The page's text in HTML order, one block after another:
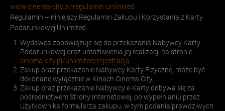
www.cinema-city.pl/regulamin-unlimited
Regulamin – niniejszy Regulamin Zakupu i Korzystania z Karty
Podarunkowej Unlimited
Wydawca zobowiązuje się do przekazania Nabywcy Karty
Podarunkowej oraz umożliwienia jej realizacji na stronie
cinema-city.pl/unlimited/rejestracja
Zakup oraz przekazanie Nabywcy Karty Fizycznej może być
dokonane wyłącznie w Kinach Cinema City.
Zakup oraz przekazanie Nabywcy e-Karty odbywa się za
pośrednictwem Strony Internetowej, po wypełnianiu przez
Użytkownika formularza zakupu, w tym podania prawdziwych